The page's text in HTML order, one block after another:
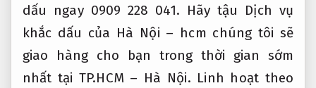
dấu ngay 0909 228 041. Hãy tậu Dịch vụ
khắc dấu của Hà Nội – hcm chúng tôi sẽ
giao hàng cho bạn trong thời gian sớm
nhất tại TP.HCM – Hà Nội. Linh hoạt theo